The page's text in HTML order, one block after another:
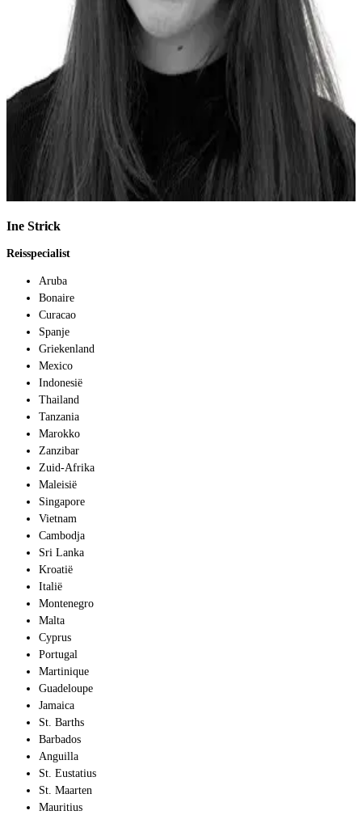
Ine Strick
Reisspecialist
Aruba
Bonaire
Curacao
Spanje
Griekenland
Mexico
Indonesië
Thailand
Tanzania
Marokko
Zanzibar
Zuid-Afrika
Maleisië
Singapore
Vietnam
Cambodja
Sri Lanka
Kroatië
Italië
Montenegro
Malta
Cyprus
Portugal
Martinique
Guadeloupe
Jamaica
St. Barths
Barbados
Anguilla
St. Eustatius
St. Maarten
Mauritius